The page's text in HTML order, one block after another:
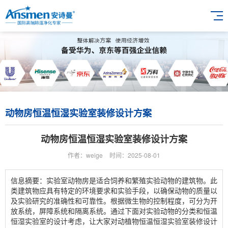
动物房恒温恒湿实验室装修设计方案
动物房恒温恒湿实验室装修设计方案
作者：weige 时间：2025-08-01
信息摘要：实验室动物房是适合饲养和繁殖实验动物的建筑物。此
类建筑物应具有特定的环境要求和实验手段，以确保动物的质量以
及实验研究的准确性和可靠性。根据微生物的控制程度，可分为开
放系统，屏障系统和隔离系统。通过下面对实验动物的分类和恒温
恒湿实验室的设计考虑，让大家对动植物恒温恒湿实验室装修设计